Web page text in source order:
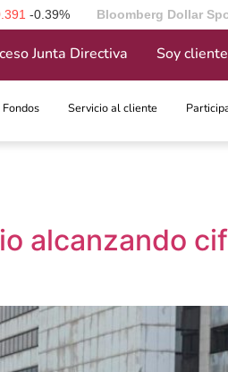
-0.39% Bloomberg Dollar
Junta Directiva Soy cliente
Fondos Servicio al cliente
alcanzando